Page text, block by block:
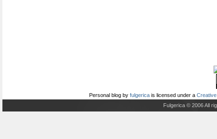
Personal blog by fulgerica is licensed under a
Fulgerica © 2006 All